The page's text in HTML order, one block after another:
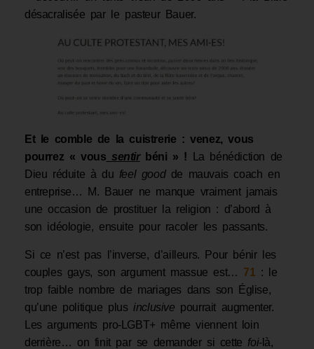
désacralisée par le pasteur Bauer.
Et le comble de la cuistrerie :venez, vous
pourrez « vous sentirbéni » ! La bénédiction de
Dieu réduite à du feel goodde mauvais coach en
entreprise… M. Bauer ne manque vraiment jamais
une occasion de prostituer la religion : d’abord à
son idéologie, ensuite pour racoler les passants.
Si ce n’est pas l’inverse, d’ailleurs. Pour bénir les
couples gays, son argument massue est… 71 : le
trop faible nombre de mariages dans son Église,
qu’une politique plusinclusive pourrait augmenter.
Les arguments pro-LGBT+ même viennent loin
derrière… on finit par se demander si cette foi-là,